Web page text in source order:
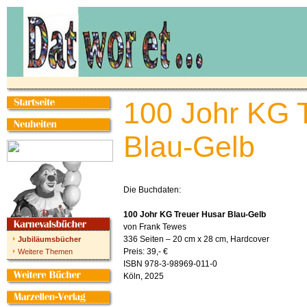
Jubiläumsbücher
Weitere Themen
100 Johr KG
Blau-Gelb
Die Buchdaten:
100 Johr KG Treuer Husar Blau-Gelb
von Frank Tewes
336 Seiten – 20 cm x 28 cm, Hardcover
Preis: 39,- €
ISBN 978-3-98969-011-0
Köln, 2025